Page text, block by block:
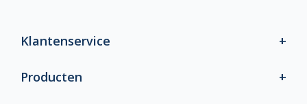
Klantenservice
Producten